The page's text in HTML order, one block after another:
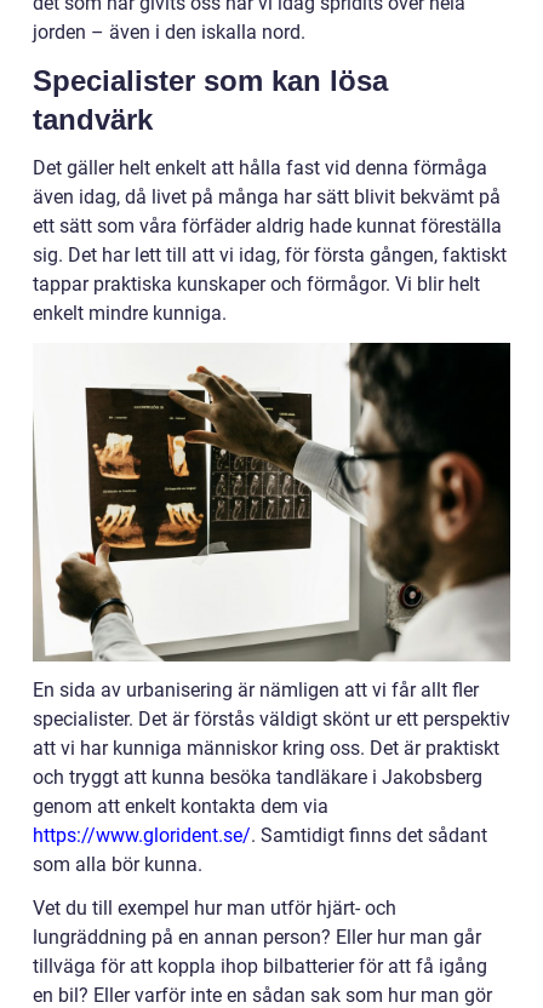
jorden – även i den iskalla nord.
Specialister som kan lösa
tandvärk
Det gäller helt enkelt att hålla fast vid denna förmåga
även idag, då livet på många har sätt blivit bekvämt på
ett sätt som våra förfäder aldrig hade kunnat föreställa
sig. Det har lett till att vi idag, för första gången, faktiskt
tappar praktiska kunskaper och förmågor. Vi blir helt
enkelt mindre kunniga.
En sida av urbanisering är nämligen att vi får allt fler
specialister. Det är förstås väldigt skönt ur ett perspektiv
att vi har kunniga människor kring oss. Det är praktiskt
och tryggt att kunna besöka tandläkare i Jakobsberg
genom att enkelt kontakta dem via
https://www.glorident.se/. Samtidigt finns det sådant
som alla bör kunna.
Vet du till exempel hur man utför hjärt- och
lungräddning på en annan person? Eller hur man går
tillväga för att koppla ihop bilbatterier för att få igång
en bil? Eller varför inte en sådan sak som hur man gör